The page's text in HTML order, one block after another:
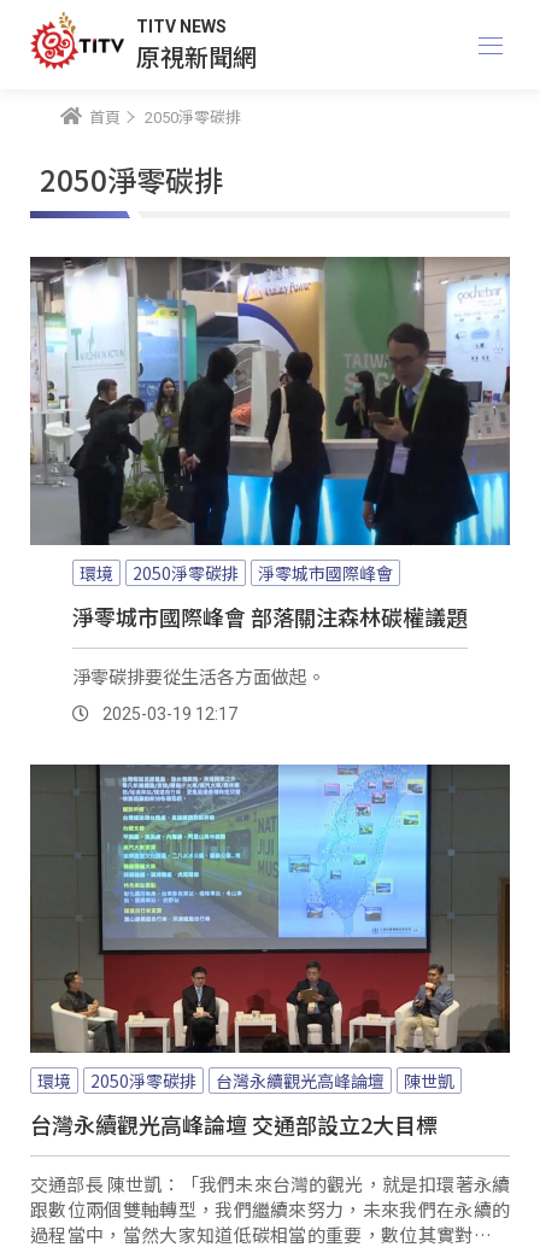
TITV NEWS
原視新聞網
首頁 2050淨零碳排
2050淨零碳排
環境 2050淨零碳排 淨零城市國際峰會
淨零城市國際峰會 部落關注森林碳權議題
淨零碳排要從生活各方面做起。
2025-03-19 12:17
環境 2050淨零碳排 台灣永續觀光高峰論壇 陳世凱
台灣永續觀光高峰論壇 交通部設立2大目標
交通部長 陳世凱：「我們未來台灣的觀光，就是扣環著永續
跟數位兩個雙軸轉型，我們繼續來努力，未來我們在永續的
過程當中，當然大家知道低碳相當的重要，數位其實對於整